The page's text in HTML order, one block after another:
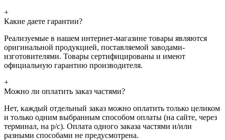
+
Какие даете гарантии?
Реализуемые в нашем интернет-магазине товары являются
оригинальной продукцией, поставляемой заводами-
изготовителями. Товары сертифицированы и имеют
официальную гарантию производителя.
+
Можно ли оплатить заказ частями?
Нет, каждый отдельный заказ можно оплатить только целиком
и только одним выбранным способом оплаты (на сайте, через
терминал, на р/с). Оплата одного заказа частями и/или
разными способами не предусмотрена.